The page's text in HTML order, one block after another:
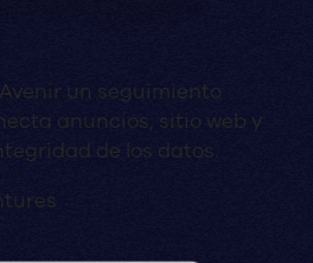
un seguimiento
anuncios, sitio web y
de los datos.